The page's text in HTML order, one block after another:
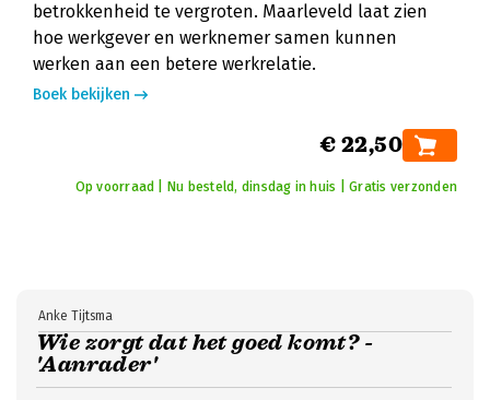
betrokkenheid te vergroten. Maarleveld laat zien
hoe werkgever en werknemer samen kunnen
werken aan een betere werkrelatie.
Boek bekijken
€ 22,50
Op voorraad | Nu besteld, dinsdag in huis | Gratis verzonden
Wie zorgt dat het goed komt? -
'Aanrader'
Anke Tijtsma